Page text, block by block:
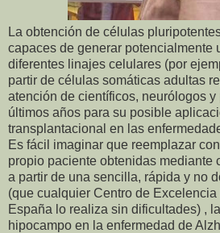
La obtención de células
capaces de generar potencialmente
diferentes linajes celulares (por
partir de células somáticas adultas
atención de científicos, neurólogos
últimos años para su posible
transplantacional en las
Es fácil imaginar que reemplazar
propio paciente obtenidas mediante
a partir de una sencilla, rápida y no
(que cualquier Centro de
España lo realiza sin dificultades) ,
hipocampo en la enfermedad de